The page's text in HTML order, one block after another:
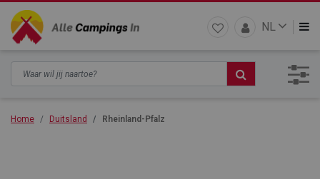
NL
Home Duitsland Rheinland-Pfalz